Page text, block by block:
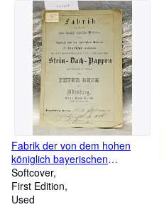
Aufführungen theils der
königlichen, teils anderer
berliner Theater copiert.
Fabrik der von dem hohen
königlich bayerischen
Ministerium des Handels und
der öffentlichen Arbeiten als
feuersicher anerkannten und
Softcover
First Edition
Used